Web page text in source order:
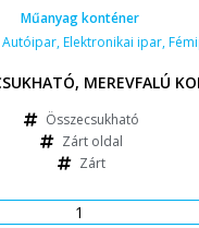
Műanyag konténer
Autóipar,Elektronikai ipar,
MEREVFALÚ
Összecsukható
Zárt oldal
Zárt